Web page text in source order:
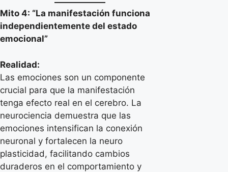
Mito 4: “La manifestación funciona
independientemente del estado
emocional”
Realidad:
Las emociones son un componente
crucial para que la manifestación
tenga efecto real en el cerebro. La
neurociencia demuestra que las
emociones intensifican la conexión
neuronal y fortalecen la neuro
plasticidad, facilitando cambios
duraderos en el comportamiento y